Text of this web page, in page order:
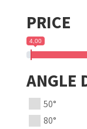
PRICE
4,00
ANGLE
50°
80°